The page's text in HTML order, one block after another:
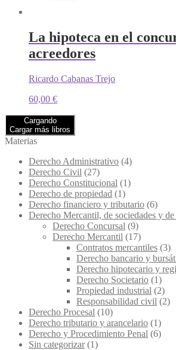
La hipoteca en el
acreedores
Ricardo Cabanas Trejo
60,00 €
Cargando
Cargar más libros
Materias
Derecho Administrativo (4)
Derecho Civil (27)
Derecho Constitucional (1)
Derecho de propiedad (1)
Derecho financiero y tributario (6)
Derecho Mercantil, de sociedades y
Derecho Concursal (9)
Derecho Mercantil (17)
Contratos mercantiles (3)
Derecho bancario y
Derecho hipotecario y
Derecho Societario (1)
Propiedad industrial (2)
Responsabilidad civil (2)
Derecho Procesal (10)
Derecho tributario y arancelario (1)
Derecho y Procedimiento Penal (6)
Sin categorizar (1)